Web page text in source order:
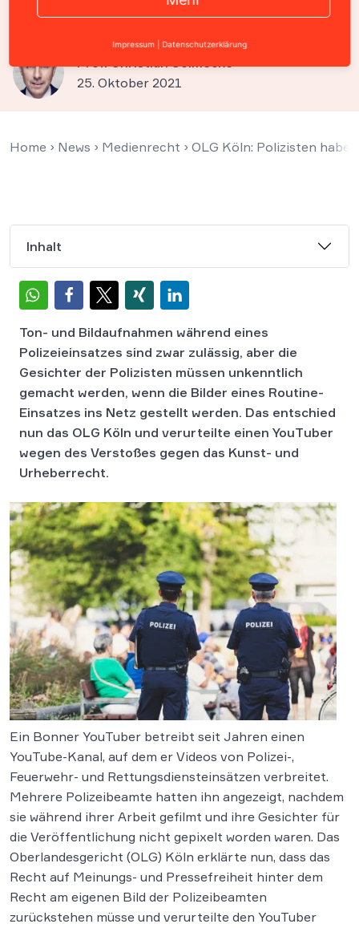
eigenen Bild
Prof. Christian Solmecke
25. Oktober 2021
Home › News › Medienrecht › OLG Köln: Polizisten
Inhalt
Ton- und Bildaufnahmen während eines
Polizeieinsatzes sind zwar zulässig, aber die
Gesichter der Polizisten müssen unkenntlich
gemacht werden, wenn die Bilder eines Routine-
Einsatzes ins Netz gestellt werden. Das entschied
nun das OLG Köln und verurteilte einen YouTuber
wegen des Verstoßes gegen das Kunst- und
Urheberrecht.
Ein Bonner YouTuber betreibt seit Jahren einen
YouTube-Kanal, auf dem er Videos von Polizei-,
Feuerwehr- und Rettungsdiensteinsätzen verbreitet.
Mehrere Polizeibeamte hatten ihn angezeigt, nachdem
sie während ihrer Arbeit gefilmt und ihre Gesichter für
die Veröffentlichung nicht gepixelt worden waren. Das
Oberlandesgericht (OLG) Köln erklärte nun, dass das
Recht auf Meinungs- und Pressefreiheit hinter dem
Recht am eigenen Bild der Polizeibeamten
zurückstehen müsse und verurteilte den YouTuber
Impressum Datenschutzerklärung